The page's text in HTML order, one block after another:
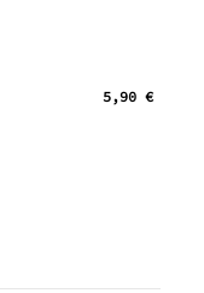
5,90 €